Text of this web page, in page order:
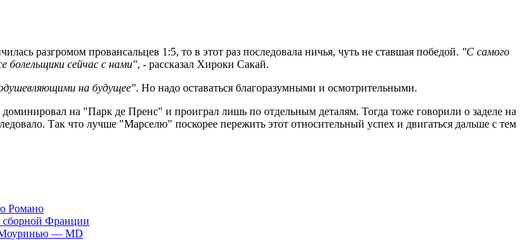
разгромом провансальцев 1:5, то в этот раз последовала ничья, чуть не ставшая победой. "С самого
болельщики сейчас с нами", - рассказал Хироки Сакай.
на будущее". Но надо оставаться благоразумными и осмотрительными.
на "Парк де Пренс" и проиграл лишь по отдельным деталям. Тогда тоже говорили о заделе на
Так что лучше "Марселю" поскорее пережить этот относительный успех и двигаться дальше с тем
Романо
сборной Франции
Моуринью — MD